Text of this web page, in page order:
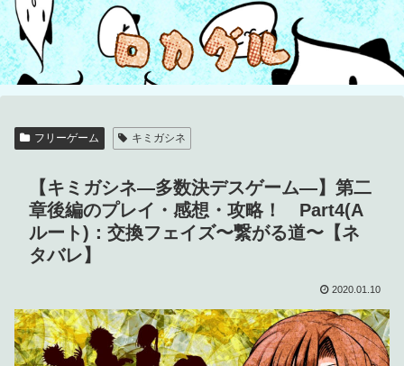
フリーゲーム キミガシネ
【キミガシネ―多数決デスゲーム―】第二
章後編のプレイ・感想・攻略！ Part4(A
ルート)：交換フェイズ〜繋がる道〜【ネ
タバレ】
2020.01.10